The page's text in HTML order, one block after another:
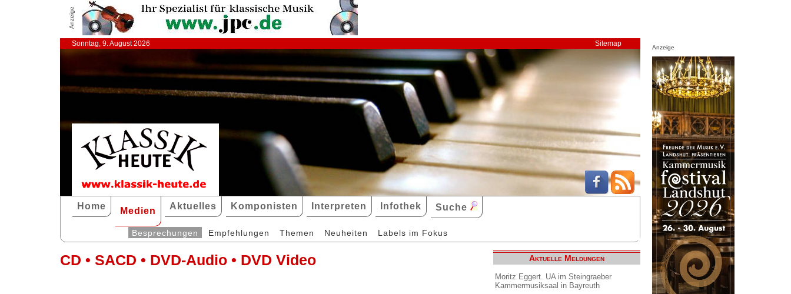
Anzeige
Sonntag, 9. August 2026 Sitemap
Home Medien Aktuelles Komponisten Interpreten Infothek Suche
Besprechungen Empfehlungen Themen Neuheiten Labels im Fokus
CD • SACD • DVD-Audio • DVD Video Aktuelle Meldungen
Moritz Eggert. UA im Steingraeber
Kammermusiksaal in Bayreuth
Anzeige